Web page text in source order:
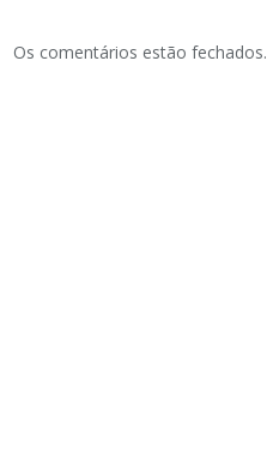
Os comentários estão fechados.